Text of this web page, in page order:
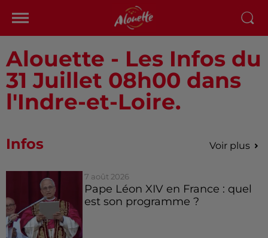
Alouette - Les Infos du
31 Juillet 08h00 dans
l'Indre-et-Loire.
Infos Voir plus
7 août 2026
Pape Léon XIV en France : quel
est son programme ?